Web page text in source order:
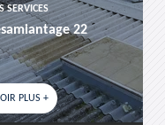
22
NOS
VOIR